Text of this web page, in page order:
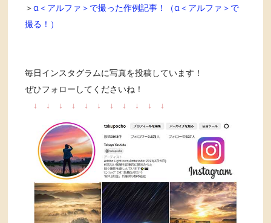
＞α＜アルファ＞で撮った作例記事！（α＜アルファ＞で
撮る！）
毎日インスタグラムに写真を投稿しています！
ぜひフォローしてくださいね！
↓
↓ ↓ ↓ ↓ ↓ ↓ ↓ ↓ ↓ ↓